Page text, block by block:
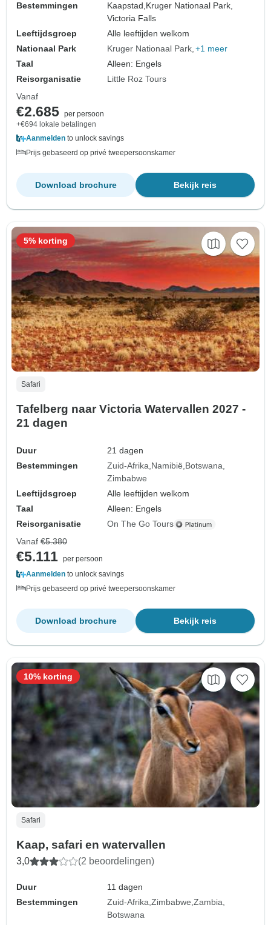
Bestemmingen
Kaapstad, Kruger Nationaal Park,
Victoria Falls
Leeftijdsgroep
Alle leeftijden welkom
Nationaal Park
Kruger Nationaal Park +1 meer
Taal
Alleen: Engels
Reisorganisatie
Little Roz Tours
Vanaf
€2.685 per persoon
+€694 lokale betalingen
Aanmelden to unlock savings
Prijs gebaseerd op privé tweepersoonskamer
Bekijk reis
Download brochure
Safari
Tafelberg naar Victoria Watervallen 2027 -
21 dagen
Duur
21 dagen
Bestemmingen
Zuid-Afrika Namibië Botswana
Zimbabwe
Leeftijdsgroep
Alle leeftijden welkom
Taal
Alleen: Engels
Reisorganisatie
On The Go Tours
5% korting
Vanaf €5.380
€5.111 per persoon
Aanmelden to unlock savings
Prijs gebaseerd op privé tweepersoonskamer
Bekijk reis
Download brochure
Safari
Kaap, safari en watervallen
3,0 (2 beoordelingen)
Duur
11 dagen
Bestemmingen
Zuid-Afrika Zimbabwe Zambia
Botswana
10% korting